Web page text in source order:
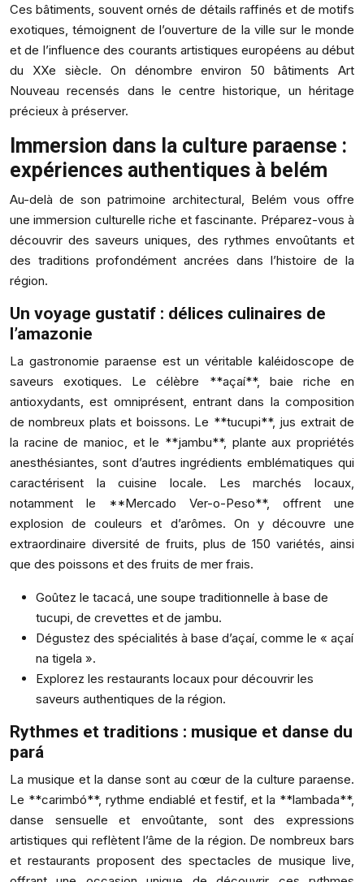
Ces bâtiments, souvent ornés de détails raffinés et de motifs
exotiques, témoignent de l’ouverture de la ville sur le monde
et de l’influence des courants artistiques européens au début
du XXe siècle. On dénombre environ 50 bâtiments Art
Nouveau recensés dans le centre historique, un héritage
précieux à préserver.
Immersion dans la culture paraense :
expériences authentiques à belém
Au-delà de son patrimoine architectural, Belém vous offre
une immersion culturelle riche et fascinante. Préparez-vous à
découvrir des saveurs uniques, des rythmes envoûtants et
des traditions profondément ancrées dans l’histoire de la
région.
Un voyage gustatif : délices culinaires de
l’amazonie
La gastronomie paraense est un véritable kaléidoscope de
saveurs exotiques. Le célèbre **açaí**, baie riche en
antioxydants, est omniprésent, entrant dans la composition
de nombreux plats et boissons. Le **tucupi**, jus extrait de
la racine de manioc, et le **jambu**, plante aux propriétés
anesthésiantes, sont d’autres ingrédients emblématiques qui
caractérisent la cuisine locale. Les marchés locaux,
notamment le **Mercado Ver-o-Peso**, offrent une
explosion de couleurs et d’arômes. On y découvre une
extraordinaire diversité de fruits, plus de 150 variétés, ainsi
que des poissons et des fruits de mer frais.
Goûtez le tacacá, une soupe traditionnelle à base de
tucupi, de crevettes et de jambu.
Dégustez des spécialités à base d’açaí, comme le « açaí
na tigela ».
Explorez les restaurants locaux pour découvrir les
saveurs authentiques de la région.
Rythmes et traditions : musique et danse du
pará
La musique et la danse sont au cœur de la culture paraense.
Le **carimbó**, rythme endiablé et festif, et la **lambada**,
danse sensuelle et envoûtante, sont des expressions
artistiques qui reflètent l’âme de la région. De nombreux bars
et restaurants proposent des spectacles de musique live,